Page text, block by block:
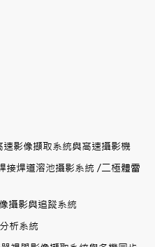
影像擷取系統與高速攝影機
焊道溶池攝影系統 /二極體雷
攝影與追蹤系統
析系統